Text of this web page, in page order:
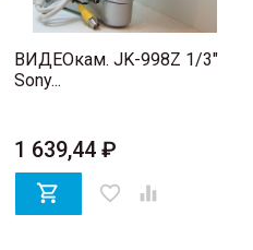
ВИДЕОкам. JK-998Z 1/3"
Sony...
1 639,44 ₽
 favorite_border 